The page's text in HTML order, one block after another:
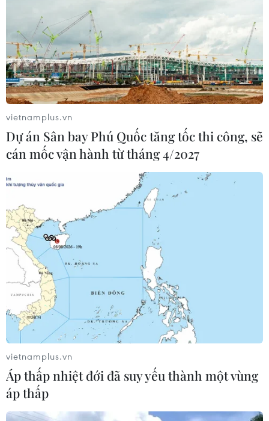
vietnamplus.vn
Dự án Sân bay Phú Quốc tăng tốc thi công, sẽ
cán mốc vận hành từ tháng 4/2027
vietnamplus.vn
Áp thấp nhiệt đới đã suy yếu thành một vùng
áp thấp